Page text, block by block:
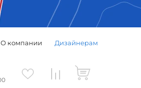
О компании Дизайнерам